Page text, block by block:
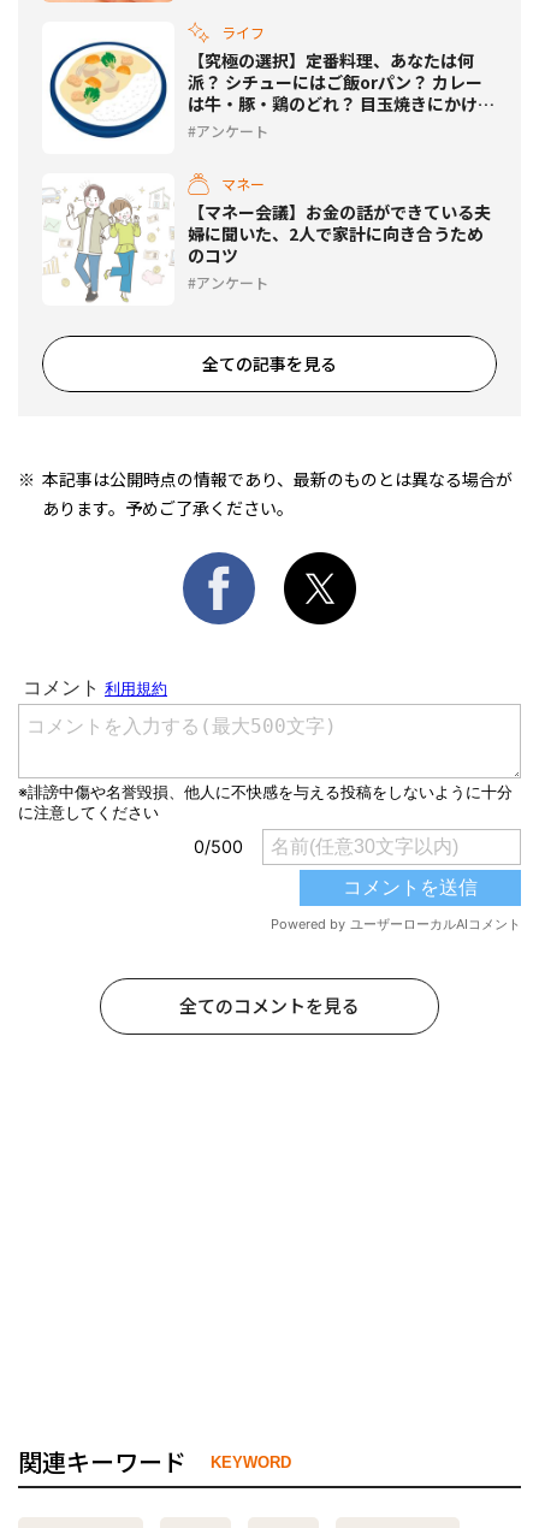
ライフ
【究極の選択】定番料理、あなたは何
派？ シチューにはご飯orパン？ カレー
は牛・豚・鶏のどれ？ 目玉焼きにかける
のは？
アンケート
マネー
【マネー会議】お金の話ができている夫
婦に聞いた、2人で家計に向き合うため
のコツ
アンケート
全ての記事を見る
本記事は公開時点の情報であり、最新のものとは異なる場合が
あります。予めご了承ください。
全てのコメントを見る
関連キーワード KEYWORD